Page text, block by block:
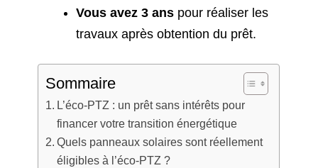
Vous avez 3 ans pour réaliser les
travaux après obtention du prêt.
Sommaire
L’éco-PTZ : un prêt sans intérêts pour
financer votre transition énergétique
Quels panneaux solaires sont réellement
éligibles à l’éco-PTZ ?